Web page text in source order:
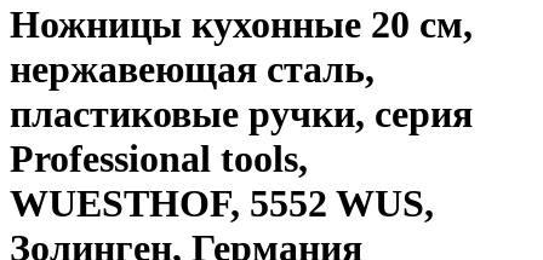
Ножницы кухонные 20 см,
нержавеющая сталь,
пластиковые ручки, серия
Professional tools,
WUESTHOF, 5552 WUS,
Золинген, Германия